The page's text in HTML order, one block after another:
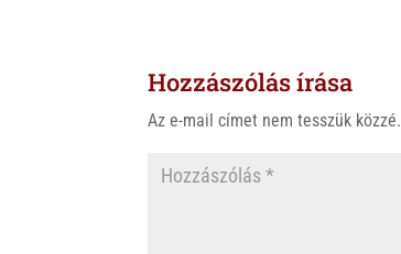
A
o
Hozzászólás írása
Az e-mail címet nem tesszük közzé.